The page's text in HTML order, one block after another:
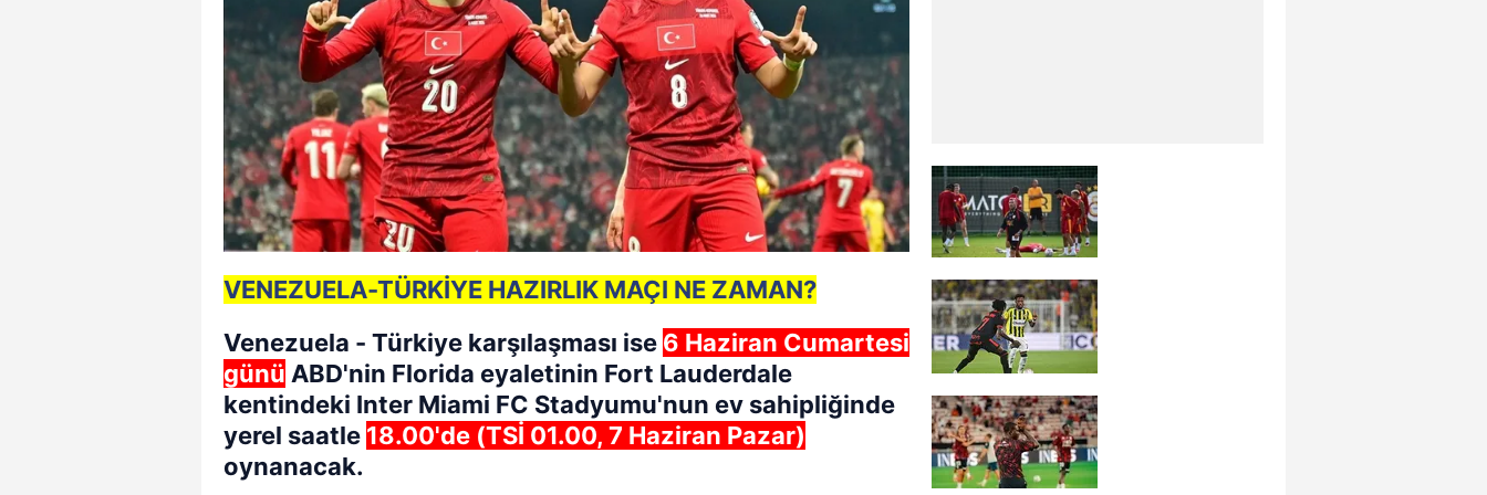
VENEZUELA-TÜRKİYE HAZIRLIK MAÇI NE ZAMAN?
Venezuela - Türkiye karşılaşması ise 6 Haziran Cumartesi
günü ABD'nin Florida eyaletinin Fort Lauderdale
kentindeki Inter Miami FC Stadyumu'nun ev sahipliğinde
yerel saatle 18.00'de (TSİ 01.00, 7 Haziran Pazar)
oynanacak.